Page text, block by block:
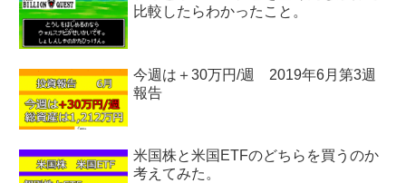
比較したらわかったこと。
今週は＋30万円/週 2019年6月第3週
報告
米国株と米国ETFのどちらを買うのか
考えてみた。